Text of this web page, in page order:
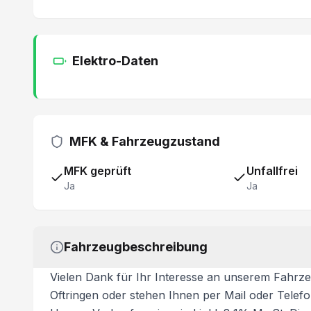
Elektro-Daten
MFK & Fahrzeugzustand
MFK geprüft
Ja
Unfallfrei
Ja
Fahrzeugbeschreibung
Vielen Dank für Ihr Interesse an unserem
Oftringen oder stehen Ihnen per Mail oder